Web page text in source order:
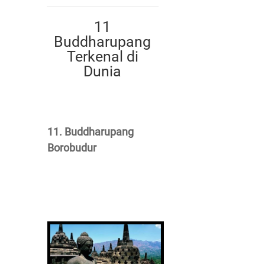
11
Buddharupang
Terkenal di
Dunia
11. Buddharupang
Borobudur